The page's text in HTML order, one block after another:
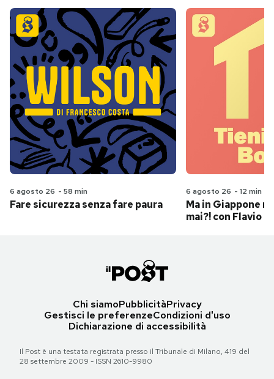
6 agosto 26 - 58 min
Fare sicurezza senza fare paura
6 agosto 26 - 12 min
Ma in Giappone
mai?! con Flavio
Chi siamoPubblicitàPrivacy
Gestisci le preferenzeCondizioni d'uso
Dichiarazione di accessibilità
Il Post è una testata registrata presso il Tribunale di Milano, 419 del
28 settembre 2009 - ISSN 2610-9980